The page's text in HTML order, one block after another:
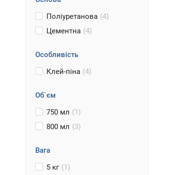
Поліуретанова (4)
Цементна (4)
Особливість
Клей-піна (4)
Об`єм
750 мл (1)
800 мл (3)
Вага
5 кг (1)